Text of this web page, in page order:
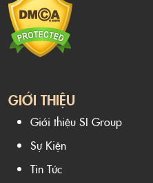
GIỚI THIỆU
Giới thiệu SI Group
Sự Kiện
Tin Tức